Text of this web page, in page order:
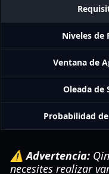
Niveles de
Ventana de
Oleada de
Probabilidad
⚠️ Advertencia:
necesites realizar